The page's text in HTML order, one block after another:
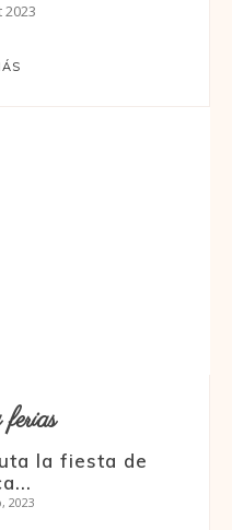
2023
la fiesta de
2023